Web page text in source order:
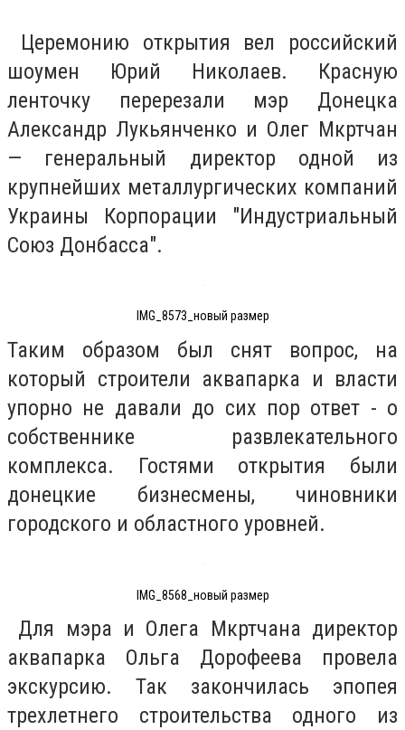
Церемонию открытия вел российский
шоумен Юрий Николаев. Красную
ленточку перерезали мэр Донецка
Александр Лукьянченко и Олег Мкртчан
— генеральный директор одной из
крупнейших металлургических компаний
Украины Корпорации "Индустриальный
Союз Донбасса".
IMG_8573_новый размер
Таким образом был снят вопрос, на
который строители аквапарка и власти
упорно не давали до сих пор ответ - о
собственнике развлекательного
комплекса. Гостями открытия были
донецкие бизнесмены, чиновники
городского и областного уровней.
IMG_8568_новый размер
Для мэра и Олега Мкртчана директор
аквапарка Ольга Дорофеева провела
экскурсию. Так закончилась эпопея
трехлетнего строительства одного из